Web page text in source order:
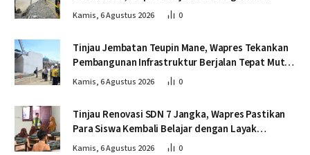
Jembatan Lumut
Kamis, 6 Agustus 2026 0
Tinjau Jembatan Teupin Mane, Wapres Tekankan
Pembangunan Infrastruktur Berjalan Tepat Mutu
dan Tepat Waktu
Kamis, 6 Agustus 2026 0
Tinjau Renovasi SDN 7 Jangka, Wapres Pastikan
Para Siswa Kembali Belajar dengan Layak
Pascabencana
Kamis, 6 Agustus 2026 0